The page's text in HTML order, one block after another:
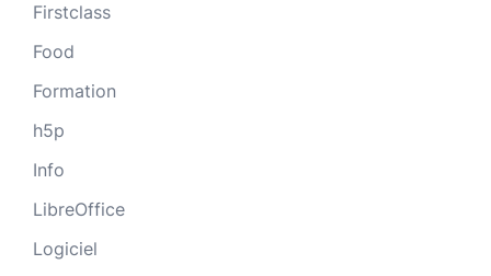
Firstclass
Food
Formation
h5p
Info
LibreOffice
Logiciel